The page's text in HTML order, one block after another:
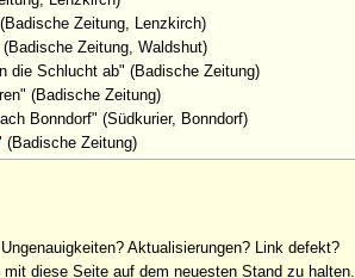
Zeitung, Lenzkirch)
Zeitung, Waldshut)
die Schlucht ab" (Badische Zeitung)
(Badische Zeitung)
Bonndorf" (Südkurier, Bonndorf)
(Badische Zeitung)
Aktualisierungen? Link defekt?
mit diese Seite auf dem neuesten Stand zu halten.